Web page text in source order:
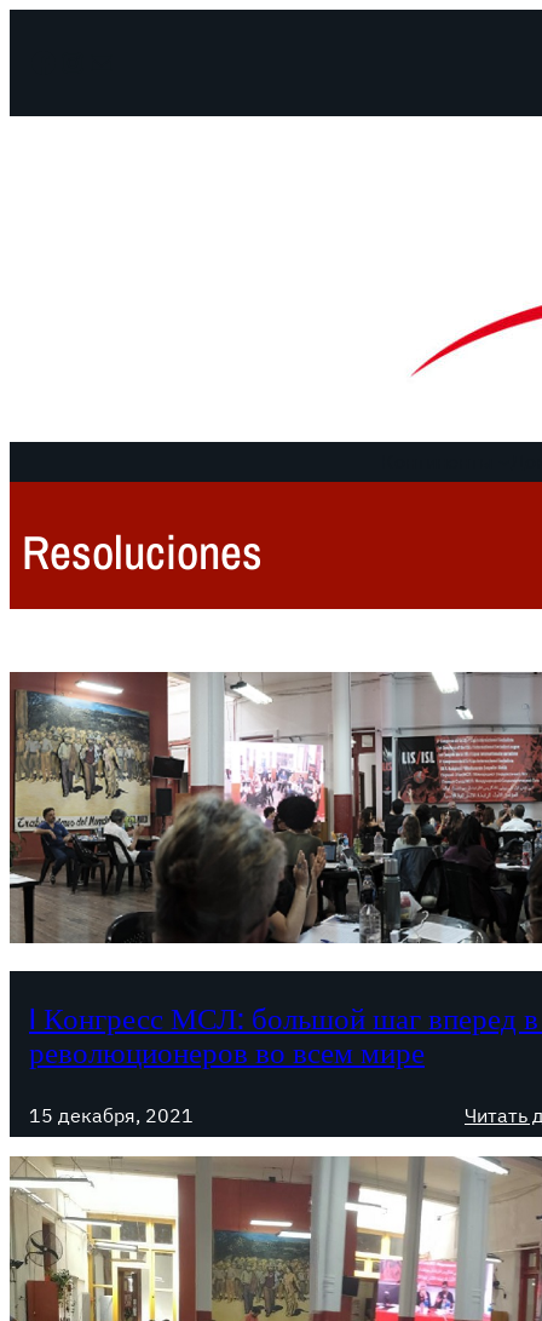
Resoluciones
I Конгресс МСЛ: большой шаг вперед в
революционеров во всем мире
15 декабря, 2021 Читать